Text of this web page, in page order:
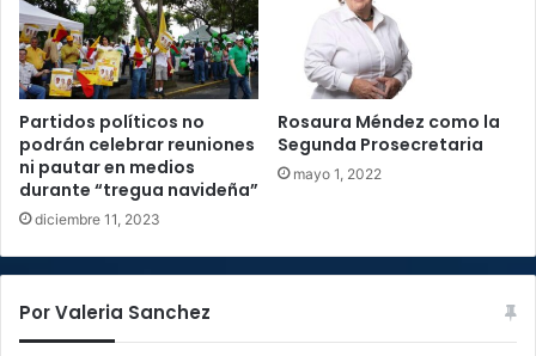
Partidos políticos no
podrán celebrar reuniones
ni pautar en medios
durante “tregua navideña”
diciembre 11, 2023
Rosaura Méndez como la
Segunda Prosecretaria
mayo 1, 2022
Por Valeria Sanchez